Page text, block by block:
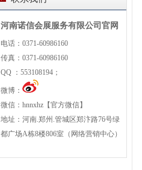
河南诺信会展服务有限公司官网
电话：0371-60986160
传真：0371-60986160
QQ ：553108194；
微博：
微信：hnnxhz【官方微信】
地址：河南.郑州.管城区郑汴路76号绿
都广场A栋8楼806室（网络营销中心）